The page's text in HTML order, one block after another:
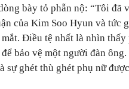
bày tỏ phẫn nộ: “Tôi đã
của Kim Soo Hyun và tức
mắt. Điều tệ nhất là nhìn
bảo vệ một người đàn
sự ghét thù ghét phụ nữ